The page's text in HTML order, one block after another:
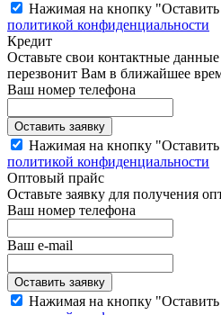
Нажимая на кнопку "Оставить
политикой конфиденциальности
Кредит
Оставьте свои контактные
перезвонит Вам в ближайшее
Ваш номер телефона
Нажимая на кнопку "Оставить
политикой конфиденциальности
Оптовый прайс
Оставьте заявку для получения
Ваш номер телефона
Ваш e-mail
Нажимая на кнопку "Оставить